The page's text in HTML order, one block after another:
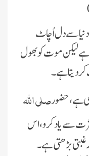
سے دل اُچاٹ
ہے لیکن موت کو بھول
کردیتا ہے۔
حضورصلی اللہ
سے یاد کرو، اس
بڑھتی ہے۔